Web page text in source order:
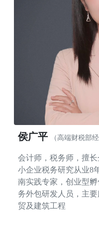
侯广平 （高端财税部经
会计师，税务师，擅
小企业税务研究从业8
南实践专家，创业型
务外包研发人员，主
贸及建筑工程